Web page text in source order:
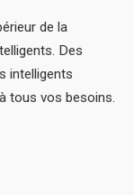
de la
Des
intelligents
tous vos besoins.